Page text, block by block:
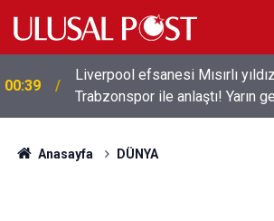
00:39
Liverpool efsanesi Mısırlı
Trabzonspor ile anlaştı! Yarın
Anasayfa DÜNYA